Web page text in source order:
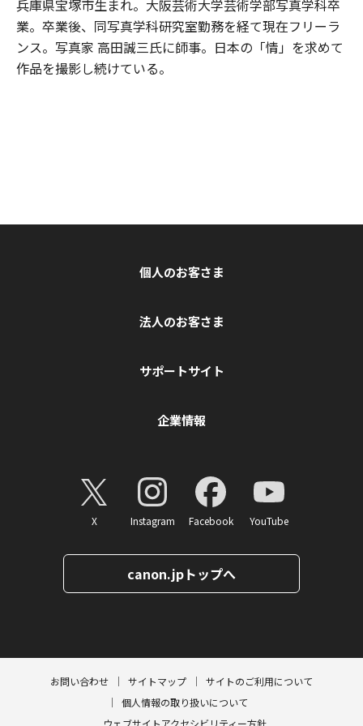
兵庫県宝塚市生まれ。大阪芸術大学芸術学部写真学科卒
業。卒業後、同写真学科研究室勤務を経て現在フリーラ
ンス。写真家 高田誠三氏に師事。日本の「情」を求めて
作品を撮影し続けている。
個人のお客さま
法人のお客さま
サポートサイト
企業情報
X Instagram Facebook YouTube
canon.jpトップへ
お問い合わせ サイトマップ
サイトのご利用について
個人情報の取り扱いについて
ウェブサイトアクセシビリティー方針